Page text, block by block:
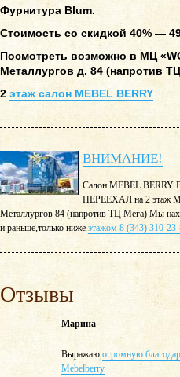
Фурнитура Blum.
Стоимость со скидкой 40% —
Посмотреть возможно в МЦ
Металлургов д. 84 (напротив
2 этаж салон MEBEL BERRY
ВНИМАНИЕ!
Салон MEBEL BERRY
ПЕРЕЕХАЛ на 2 этаж
Металлургов 84 (напротив ТЦ Мега) Мы
и раньше,только ниже этажом 8 (343) 310-
Отзывы
Марина
Выражаю огромную
Mebelberry